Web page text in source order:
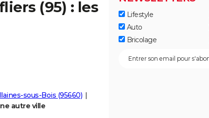
(95) : les
sous-Bois (95660)
autre ville
Lifestyle
Auto
Bricolage